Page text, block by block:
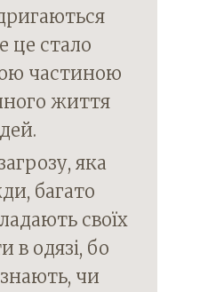
це стало
частиною
життя
яка
багато
своїх
в одязі, бо
чи